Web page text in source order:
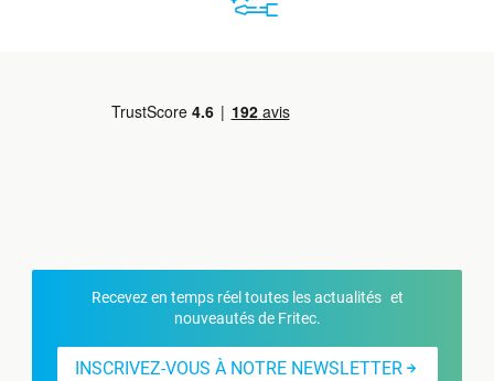
Recevez en temps réel toutes les actualités et
nouveautés de Fritec.
INSCRIVEZ-VOUS À NOTRE NEWSLETTER